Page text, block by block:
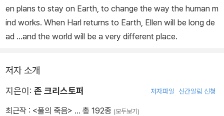
en plans to stay on Earth, to change the way the human m
ind works. When Harl returns to Earth, Ellen will be long de
ad ...and the world will be a very different place.
저자 소개
지은이: 존 크리스토퍼 저자파일 신간알림 신청
최근작 : <풀의 죽음> … 총 192종 (모두보기)